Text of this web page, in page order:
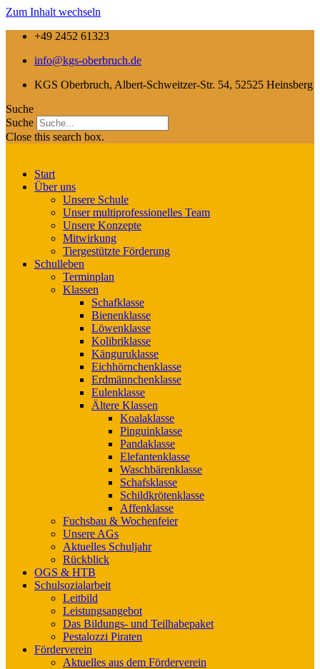
Zum Inhalt wechseln
+49 2452 61323
info@kgs-oberbruch.de
KGS Oberbruch, Albert-Schweitzer-Str. 54, 52525 Heinsberg
Suche
Suche
Close this search box.
Start
Über uns
Unsere Schule
Unser multiprofessionelles Team
Unsere Konzepte
Mitwirkung
Tiergestützte Förderung
Schulleben
Terminplan
Klassen
Schafklasse
Bienenklasse
Löwenklasse
Kolibriklasse
Känguruklasse
Eichhörnchenklasse
Erdmännchenklasse
Eulenklasse
Ältere Klassen
Koalaklasse
Pinguinklasse
Pandaklasse
Elefantenklasse
Waschbärenklasse
Schafsklasse
Schildkrötenklasse
Affenklasse
Fuchsbau & Wochenfeier
Unsere AGs
Aktuelles Schuljahr
Rückblick
OGS & HTB
Schulsozialarbeit
Leitbild
Leistungsangebot
Das Bildungs- und Teilhabepaket
Pestalozzi Piraten
Förderverein
Aktuelles aus dem Förderverein